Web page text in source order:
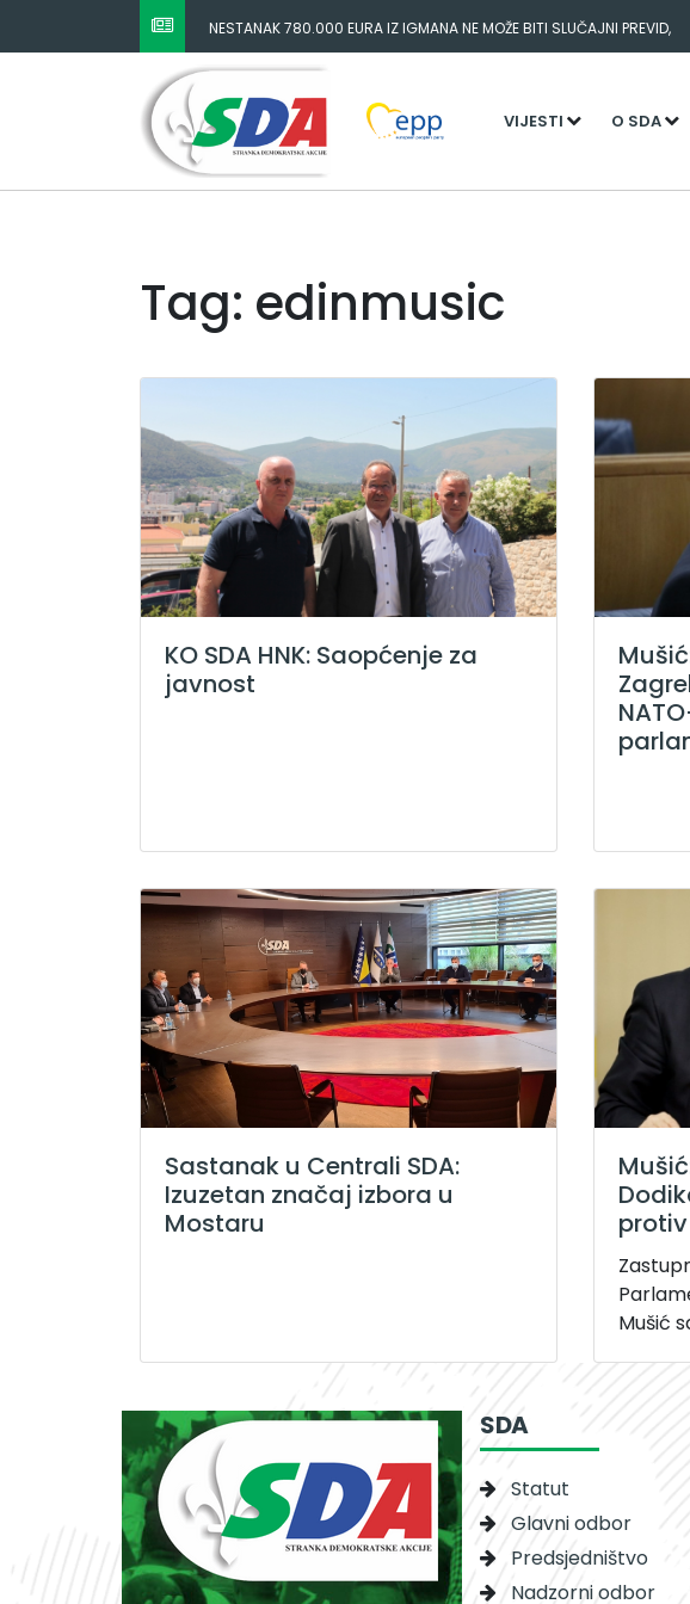
NESTANAK 780.000 EURA IZ IGMANA NE MOŽE BITI SLUČAJNI PREVID,
ODGOVORNOST MORAJU SNOSITI VLADA FBIH I NJENI KADROVI
VIJESTI O SDA
Tag: edinmusic
KO SDA HNK: Saopćenje za
javnost
Sastanak u Centrali SDA:
Izuzetan značaj izbora u
Mostaru
Mušić
SDA
Statut
Glavni odbor
Predsjedništvo
Nadzorni odbor